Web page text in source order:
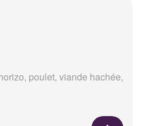
poulet, viande hachée,